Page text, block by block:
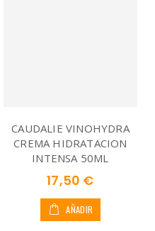
CAUDALIE VINOHYDRA
CREMA HIDRATACION
INTENSA 50ML
17,50 €
AÑADIR